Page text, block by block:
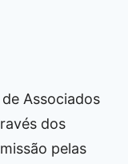
Associados
dos
pelas